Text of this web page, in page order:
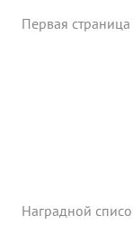
Первая
Наградной